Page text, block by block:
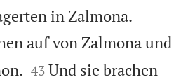
in Zalmona.
auf von Zalmona und


43 Und sie brachen